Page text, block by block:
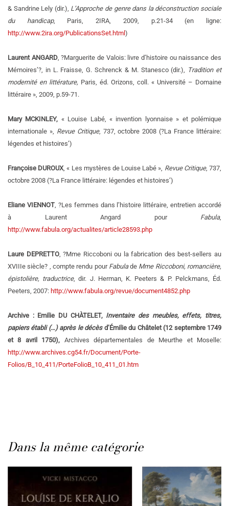
& Sandrine Lely (dir.), L’Approche de genre dans la déconstruction sociale
du handicap, Paris, 2IRA, 2009, p.21-34 (en ligne:
http://www.2ira.org/PublicationsSet.html )
Laurent ANGARD, ?Marguerite de Valois: livre d’histoire ou naissance des
Mémoires’?, in L. Fraisse, G. Schrenck & M. Stanesco (dir.), Tradition et
modernité en littérature, Paris, éd. Orizons, coll. « Université – Domaine
littéraire », 2009, p.59-71.
Mary MCKINLEY, « Louise Labé, « invention lyonnaise » et polémique
internationale », Revue Critique, 737, octobre 2008 (?La France littéraire:
légendes et histoires’)
Françoise DUROUX, « Les mystères de Louise Labé », Revue Critique, 737,
octobre 2008 (?La France littéraire: légendes et histoires’)
Eliane VIENNOT, ?Les femmes dans l’histoire littéraire, entretien accordé
à Laurent Angard pour Fabula,
http://www.fabula.org/actualites/article28593.php
Laure DEPRETTO, ?Mme Riccoboni ou la fabrication des best-sellers au
XVIIIe siècle? , compte rendu pour Fabulade Mme Riccoboni, romancière,
épistolière, traductrice, dir. J. Herman, K. Peeters & P. Pelckmans, Éd.
Peeters, 2007: http://www.fabula.org/revue/document4852.php
Archive : Emilie DU CHÀTELET, Inventaire des meubles, effets, titres,
papiers établi (…) après le décès d’Émilie du Châtelet (12 septembre 1749
et 8 avril 1750), Archives départementales de Meurthe et Moselle:
http://www.archives.cg54.fr/Document/Porte-
Folios/B_10_411/PorteFolioB_10_411_01.htm
Dans la même catégorie